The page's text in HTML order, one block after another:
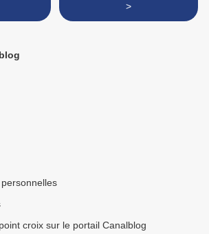
>
croix sur le portail Canalblog